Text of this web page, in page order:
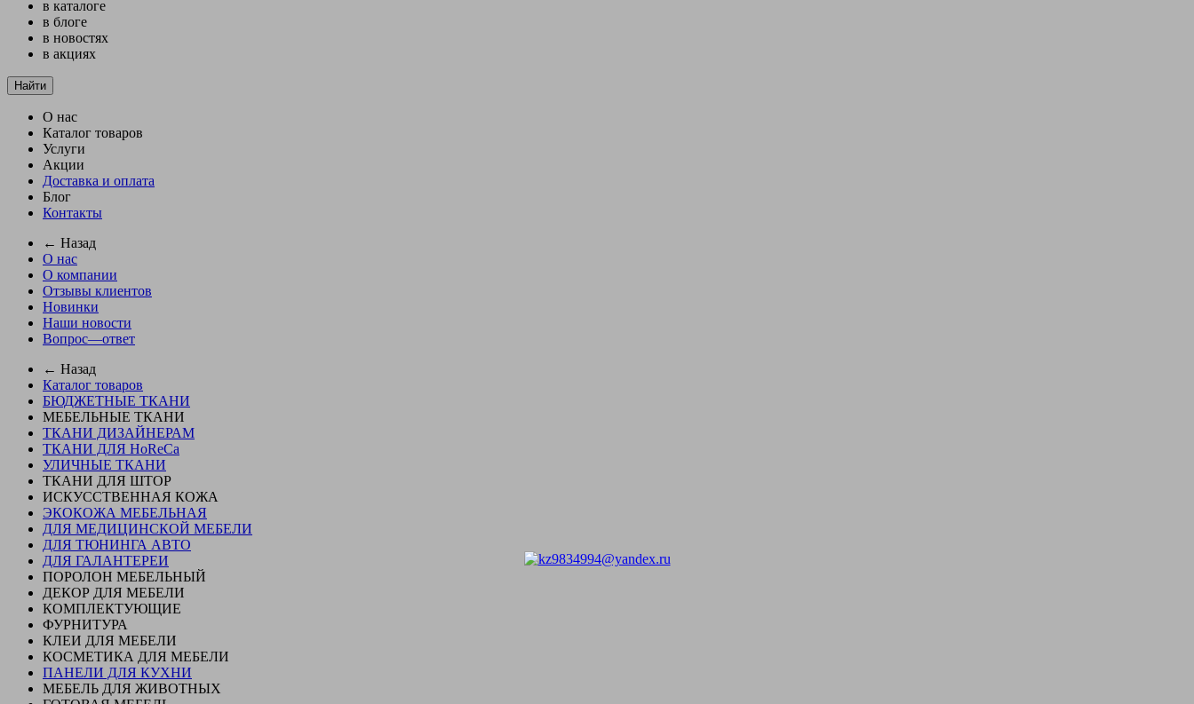
в каталоге
в блоге
в новостях
в акциях
Найти
О нас
Каталог товаров
Услуги
Акции
Доставка и оплата
Блог
Контакты
← Назад
О нас
О компании
Отзывы клиентов
Новинки
Наши новости
Вопрос—ответ
← Назад
Каталог товаров
БЮДЖЕТНЫЕ ТКАНИ
МЕБЕЛЬНЫЕ ТКАНИ
ТКАНИ ДИЗАЙНЕРАМ
ТКАНИ ДЛЯ HoReCa
УЛИЧНЫЕ ТКАНИ
ТКАНИ ДЛЯ ШТОР
ИСКУССТВЕННАЯ КОЖА
ЭКОКОЖА МЕБЕЛЬНАЯ
ДЛЯ МЕДИЦИНСКОЙ МЕБЕЛИ
ДЛЯ ТЮНИНГА АВТО
ДЛЯ ГАЛАНТЕРЕИ
ПОРОЛОН МЕБЕЛЬНЫЙ
ДЕКОР ДЛЯ МЕБЕЛИ
КОМПЛЕКТУЮЩИЕ
ФУРНИТУРА
КЛЕИ ДЛЯ МЕБЕЛИ
КОСМЕТИКА ДЛЯ МЕБЕЛИ
ПАНЕЛИ ДЛЯ КУХНИ
МЕБЕЛЬ ДЛЯ ЖИВОТНЫХ